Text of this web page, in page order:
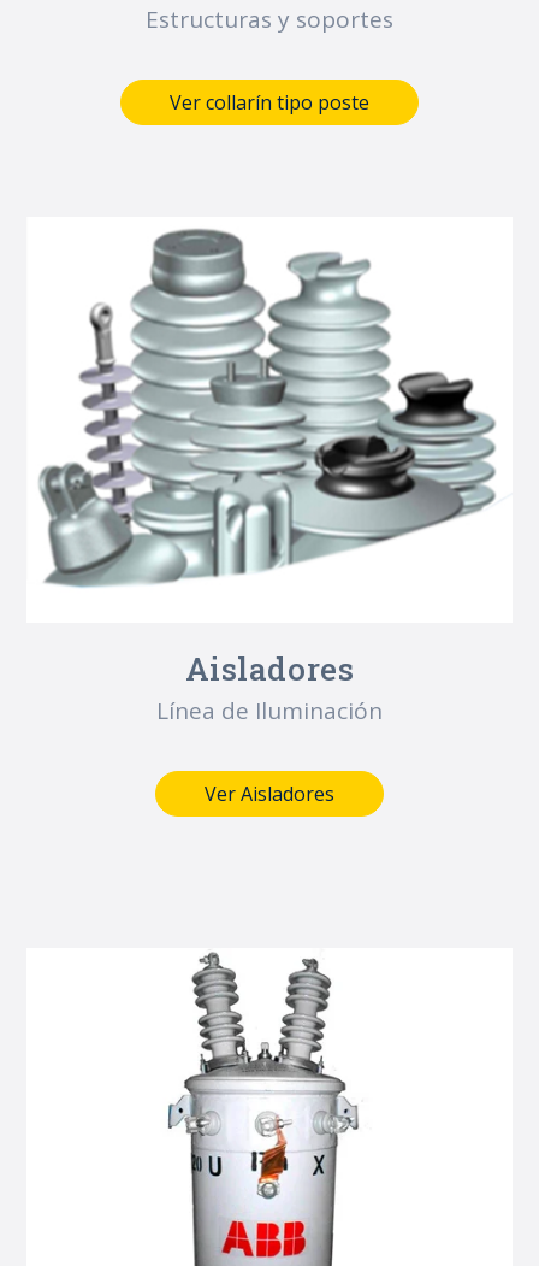
Estructuras y soportes
Ver collarín tipo poste
Aisladores
Línea de Iluminación
Ver Aisladores